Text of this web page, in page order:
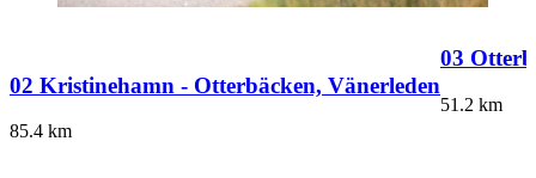
02 Kristinehamn - Otterbäcken, Vänerleden
85.4 km
03
51.2 km